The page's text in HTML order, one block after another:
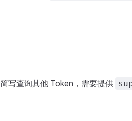
简写查询其他 Token，需要提供